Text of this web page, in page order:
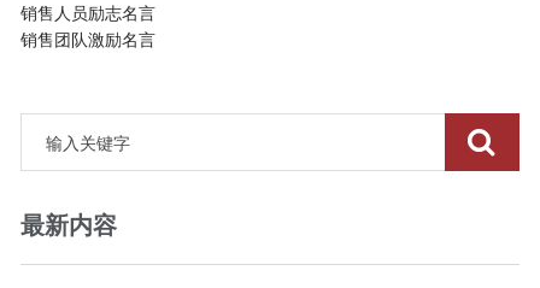
销售人员励志名言
销售团队激励名言
最新内容